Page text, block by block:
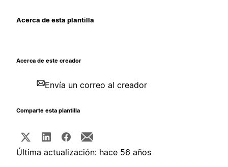
Acerca de esta plantilla
Acerca de este creador
Envía un correo al creador
Comparte esta plantilla
Última actualización: hace 56 años